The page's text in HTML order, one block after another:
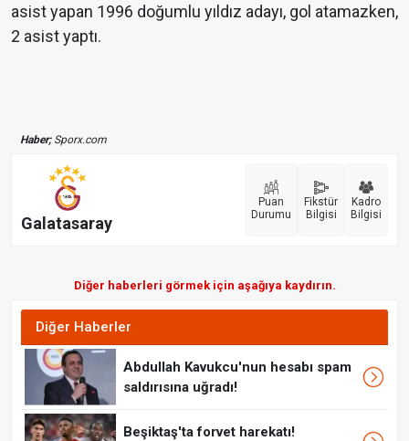
asist yapan 1996 doğumlu yıldız adayı, gol atamazken,
2 asist yaptı.
Haber;Sporx.com
Galatasaray
Puan
Durumu
Fikstür
Bilgisi
Kadro
Bilgisi
Diğer haberleri görmek için aşağıya kaydırın.
Diğer Haberler
Abdullah Kavukcu'nun hesabı spam
saldırısına uğradı!
Beşiktaş'ta forvet harekatı!